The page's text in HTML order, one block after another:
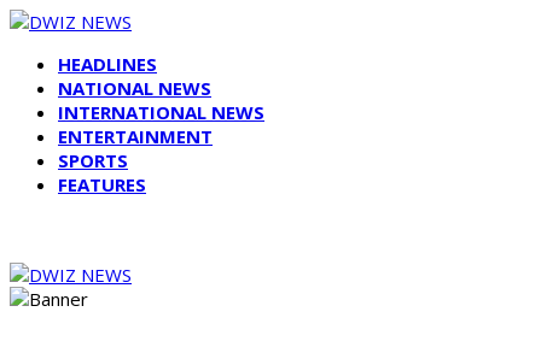
HEADLINES
NATIONAL NEWS
INTERNATIONAL NEWS
ENTERTAINMENT
SPORTS
FEATURES